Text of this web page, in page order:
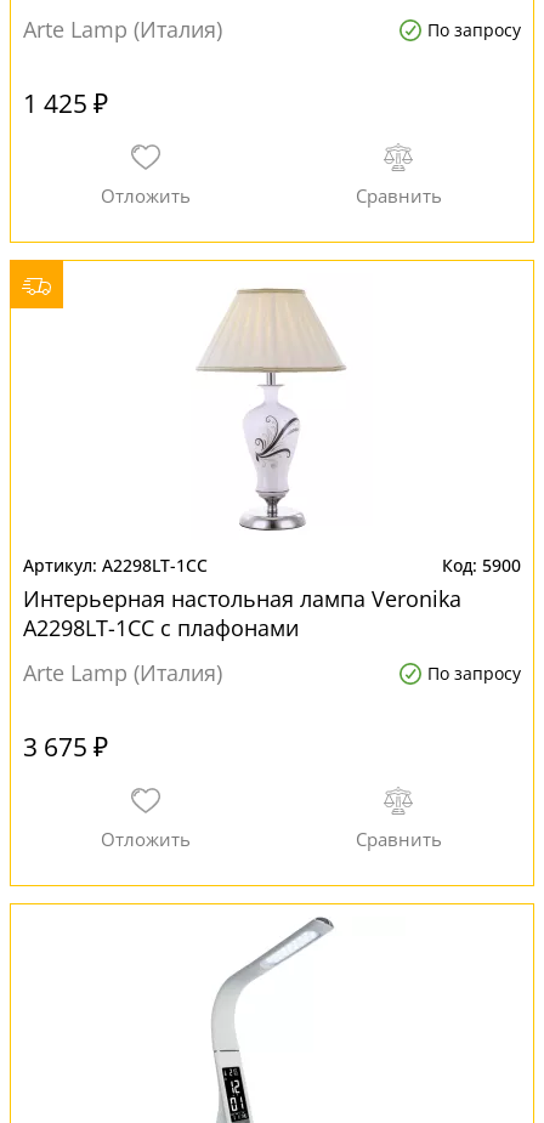
Arte Lamp (Италия)
По запросу
1 425 ₽
A2298LT-1CC 5900
Интерьерная настольная лампа Veronika
A2298LT-1CC с плафонами
Arte Lamp (Италия)
По запросу
3 675 ₽